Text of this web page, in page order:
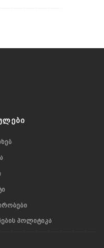
ᲞᲝᲚᲘᲢᲘᲙᲐ